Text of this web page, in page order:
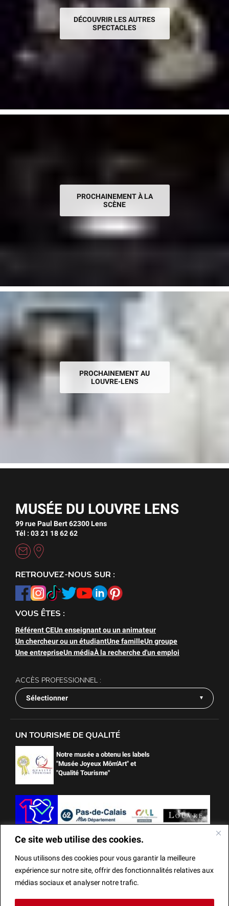
Ce site web utilise des cookies.
Nous utilisons des cookies pour vous garantir la meilleure
expérience sur notre site, offrir des fonctionnalités relatives aux
médias sociaux et analyser notre trafic.
DÉCOUVRIR LES AUTRES
SPECTACLES
PROCHAINEMENT À LA
SCÈNE
PROCHAINEMENT AU
LOUVRE-LENS
MUSÉE DU LOUVRE LENS
99 rue Paul Bert 62300 Lens
Tél : 03 21 18 62 62
RETROUVEZ-NOUS SUR :
VOUS ÊTES :
Référent CEUn enseignant ou un animateur
Un chercheur ou un étudiantUne familleUn groupe
Une entrepriseUn médiaÀ la recherche d'un emploi
ACCÈS PROFESSIONNEL :
Sélectionner
UN TOURISME DE QUALITÉ
Notre musée a obtenu les labels
"Musée Joyeux Môm'Art" et
"Qualité Tourisme"